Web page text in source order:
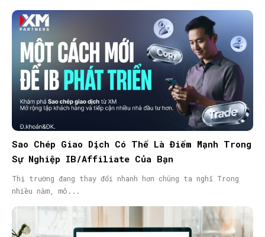
Sao Chép Giao Dịch Có Thể Là Điểm Mạnh Trong
Sự Nghiệp IB/Affiliate Của Bạn
Thị trường đang thay đổi nhanh hơn chúng ta nghĩ Trong
nhiều năm, mô...